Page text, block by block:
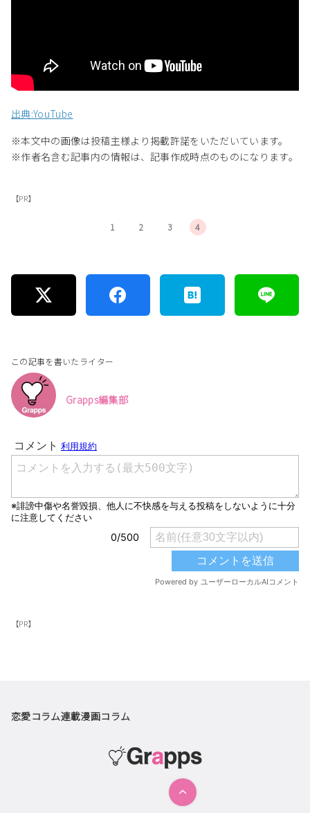
出典:YouTube
※本文中の画像は投稿主様より掲載許諾をいただいています。
※作者名含む記事内の情報は、記事作成時点のものになります。
【PR】
1 2 3 4
この記事を書いたライター
Grapps編集部
【PR】
恋愛コラム連載漫画コラム